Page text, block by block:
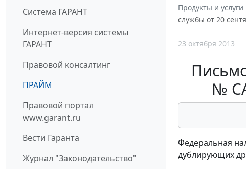
Система ГАРАНТ
Интернет-версия системы
ГАРАНТ
Правовой консалтинг
ПРАЙМ
Правовой портал
www.garant.ru
Вести Гаранта
Журнал "Законодательство"
Продукты и услуги
службы от 20
23 октября 2013
№
Федеральная
дублирующих